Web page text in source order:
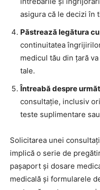
asigura că le decizi în
Păstrează legătura
continuitatea
medicul tău din țară
tale.
Întreabă despre
consultație, inclusiv
teste suplimentare
Solicitarea unei
implică o serie de
pașaport și dosare
medicală și formularele